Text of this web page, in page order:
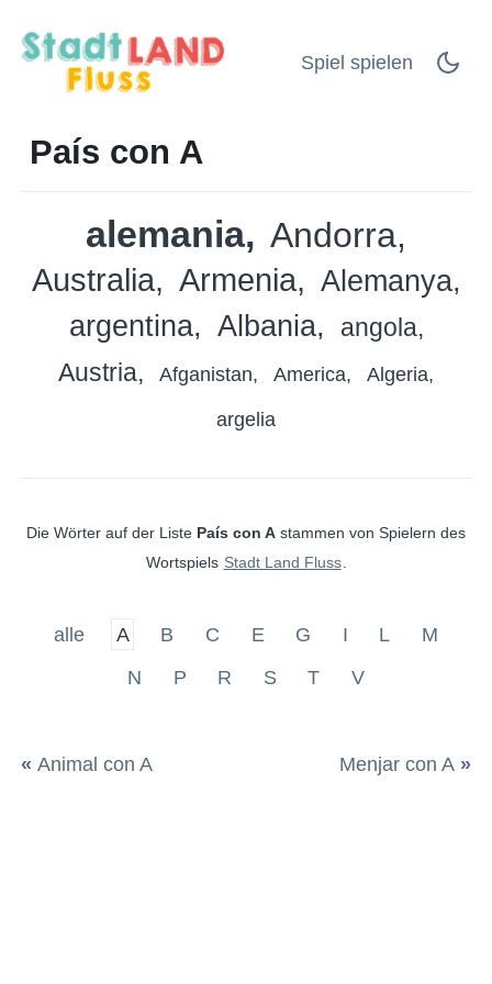
Spiel spielen
País con A
alemania Andorra
Australia Armenia
Alemanya
argentina
Albania
angola
Austria
Afganistan America Algeria
argelia
Die Wörter auf der Liste País con A stammen von Spielern des
Wortspiels Stadt Land Fluss
alle A B C E G I L
M
N
P R S T V
« Animal con A Menjar con A »